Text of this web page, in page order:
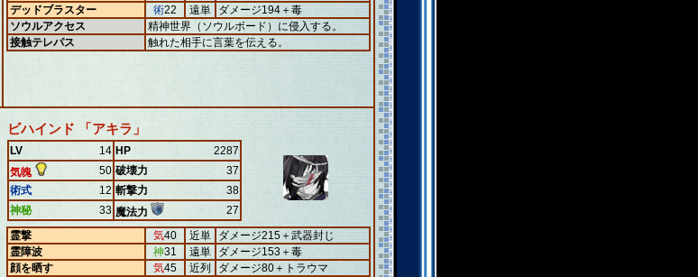
デッドブラスター
術22 遠単
ダメージ194＋毒
ソウルアクセス
精神世界（ソウルボード）に侵入する。
接触テレパス
触れた相手に言葉を伝える。
ビハインド 「アキラ」
LV 14 HP
2287
気魄
50 破壊力
37
術式
12 斬撃力
38
神秘
33 魔法力
27
霊撃
気40 近単
ダメージ215＋武器封じ
霊障波
神31 遠単
ダメージ153＋毒
顔を晒す
気45 近列 ダメージ80＋トラウマ